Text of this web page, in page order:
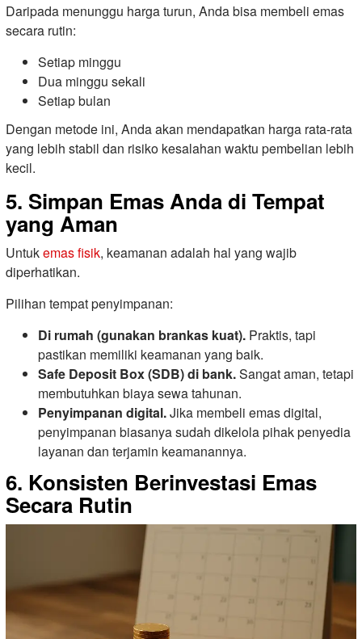
Daripada menunggu harga turun, Anda bisa membeli emas
secara rutin:
Setiap minggu
Dua minggu sekali
Setiap bulan
Dengan metode ini, Anda akan mendapatkan harga rata-rata
yang lebih stabil dan risiko kesalahan waktu pembelian lebih
kecil.
5. Simpan Emas Anda di Tempat
yang Aman
Untukemas fisik, keamanan adalah hal yang wajib
diperhatikan.
Pilihan tempat penyimpanan:
Di rumah (gunakan brankas kuat). Praktis, tapi
pastikan memiliki keamanan yang baik.
Safe Deposit Box (SDB) di bank.Sangat aman, tetapi
membutuhkan biaya sewa tahunan.
Penyimpanan digital.Jika membeli emas digital,
penyimpanan biasanya sudah dikelola pihak penyedia
layanan dan terjamin keamanannya.
6. Konsisten Berinvestasi Emas
Secara Rutin